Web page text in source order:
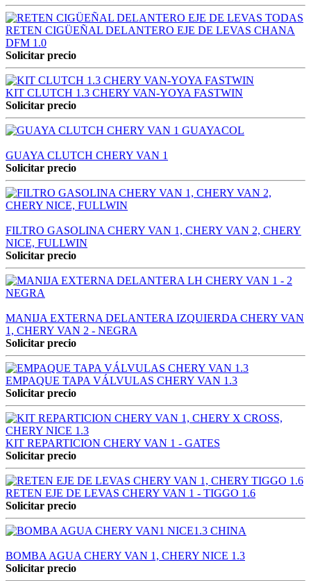
RETEN CIGÜEÑAL DELANTERO EJE DE LEVAS CHANA
DFM 1.0
Solicitar precio
KIT CLUTCH 1.3 CHERY VAN-YOYA FASTWIN
Solicitar precio
GUAYA CLUTCH CHERY VAN 1
Solicitar precio
FILTRO GASOLINA CHERY VAN 1, CHERY VAN 2, CHERY
NICE, FULLWIN
Solicitar precio
MANIJA EXTERNA DELANTERA IZQUIERDA CHERY VAN
1, CHERY VAN 2 - NEGRA
Solicitar precio
EMPAQUE TAPA VÁLVULAS CHERY VAN 1.3
Solicitar precio
KIT REPARTICION CHERY VAN 1 - GATES
Solicitar precio
RETEN EJE DE LEVAS CHERY VAN 1 - TIGGO 1.6
Solicitar precio
BOMBA AGUA CHERY VAN 1, CHERY NICE 1.3
Solicitar precio